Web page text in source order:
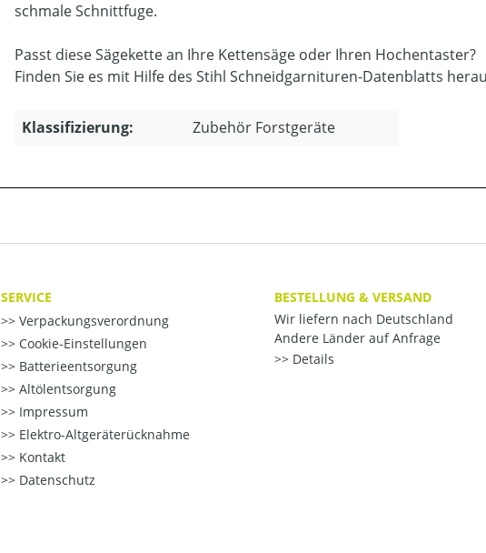
schmale Schnittfuge.
Passt diese Sägekette an Ihre Kettensäge oder Ihren Hochentaster?
Finden Sie es mit Hilfe des Stihl Schneidgarnituren-Datenblatts
Klassifizierung: Zubehör Forstgeräte
SERVICE
Verpackungsverordnung
Cookie-Einstellungen
Batterieentsorgung
Altölentsorgung
Impressum
Elektro-Altgeräterücknahme
Kontakt
Datenschutz
BESTELLUNG & VERSAND
Wir liefern nach Deutschland
Andere Länder auf Anfrage
Details